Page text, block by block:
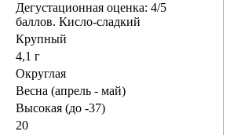
Дегустационная оценка: 4/5
баллов. Кисло-сладкий
Крупный
4,1 г
Округлая
Весна (апрель - май)
Высокая (до -37)
20